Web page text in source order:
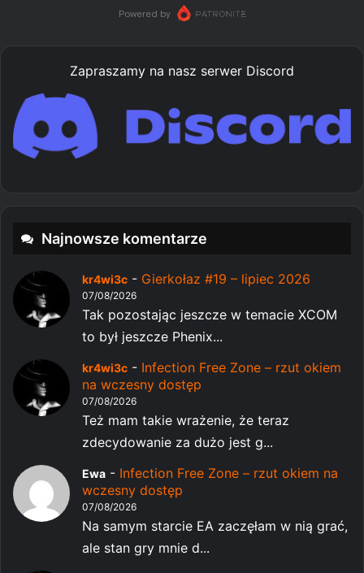
Zapraszamy na nasz serwer Discord
Najnowsze komentarze
kr4wi3c - Gierkołaz #19 – lipiec 2026
07/08/2026
Tak pozostając jeszcze w temacie XCOM
to był jeszcze Phenix...
kr4wi3c - Infection Free Zone – rzut okiem
na wczesny dostęp
07/08/2026
Też mam takie wrażenie, że teraz
zdecydowanie za dużo jest g...
Ewa - Infection Free Zone – rzut okiem na
wczesny dostęp
07/08/2026
Na samym starcie EA zaczęłam w nią grać,
ale stan gry mnie d...